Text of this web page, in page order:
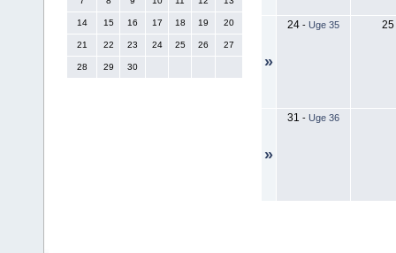
14 15 16 17 18 19 20
21 22 23 24 25 26 27
28 29 30 »
24 - Uge 35 25
»
31 - Uge 36